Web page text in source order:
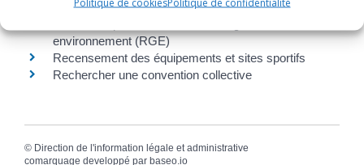
Guichet pour une demande de logement social
environnement (RGE)
Recensement des équipements et sites sportifs
Rechercher une convention collective
© Direction de l'information légale et administrative
comarquage developpé par baseo.io